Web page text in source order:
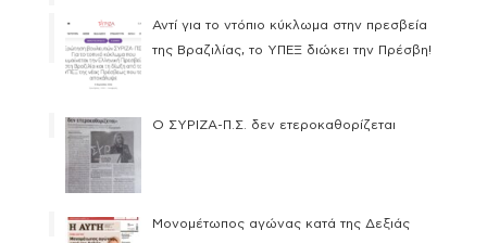
Αντί για το ντόπιο κύκλωμα στην πρεσβεία
της Βραζιλίας, το ΥΠΕΞ διώκει την Πρέσβη!
Ο ΣΥΡΙΖΑ-Π.Σ. δεν ετεροκαθορίζεται
Μονομέτωπος αγώνας κατά της Δεξιάς